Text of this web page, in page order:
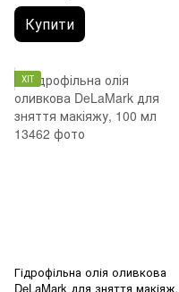
Купити
ХІТ
Гідрофільна олія оливкова
DeLaMark для зняття